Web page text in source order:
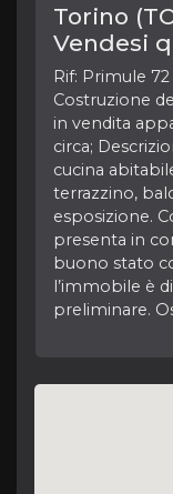
Torino
Vendesi
Rif: Primule
Costruzione
in vendita
circa;
cucina
terrazzino,
esposizione.
presenta in
buono stato
l’immobile è
preliminare.